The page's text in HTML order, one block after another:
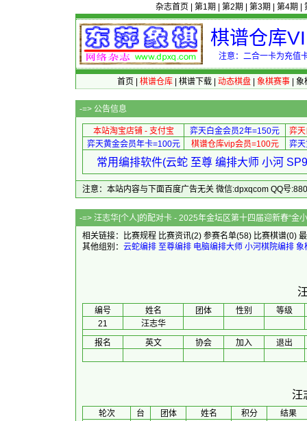
杂志首页 第1期 第2期 第3期 第4期
棋谱仓库
注意：二合一卡为充值
首页 棋谱仓库| 棋谱下载| 动态棋盘| 象棋赛事| 象
-=> 公告信息
本站淘宝店铺 - 支付宝 弈天白金会员2年=150元
弈
弈天黄金会员年卡=100元
棋谱仓库vip会员=100元 弈
常用编排软件(云蛇 至尊 编排大师 小河
注意：本站内容与下面百度广告无关 微信:dpxqcom QQ号
-=> 汪志华[个人]的配对卡 - 2025年金坛区第十四届
相关链接：
比赛规程 比赛资讯(2) 参赛名单(58) 比赛棋谱(0)
其他组别： 云蛇编排 至尊编排 电脑编排大师 小河棋院编排 象
编号 姓名 团体 性别
等级
21
汪志华
报名
英文 协会 加入 退出
汪
轮次 台 团体 姓名 积分
结果